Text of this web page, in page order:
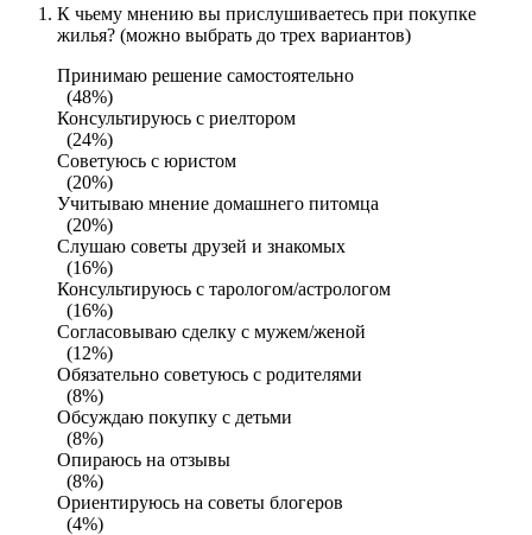
К чьему мнению вы прислушиваетесь при покупке
жилья? (можно выбрать до трех вариантов)
Принимаю решение самостоятельно
(48%)
Консультируюсь с риелтором
(24%)
Советуюсь с юристом
(20%)
Учитываю мнение домашнего питомца
(20%)
Слушаю советы друзей и знакомых
(16%)
Консультируюсь с тарологом/астрологом
(16%)
Согласовываю сделку с мужем/женой
(12%)
Обязательно советуюсь с родителями
(8%)
Обсуждаю покупку с детьми
(8%)
Опираюсь на отзывы
(8%)
Ориентируюсь на советы блогеров
(4%)